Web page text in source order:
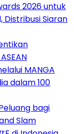
2026 untuk
Distribusi Siaran
MANGA
dalam 100
bagi
Slam